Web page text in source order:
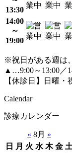
13:30
14:00
～
19:00
※祝日がある週は
▲…9:00～13:00／
【休診日】日曜・
Calendar
診療カレンダー
« 8月 »
日
月 火 水 木 金 土